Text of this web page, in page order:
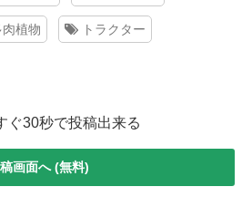
肉植物 トラクター
ぐ30秒で投稿出来る
画面へ (無料)